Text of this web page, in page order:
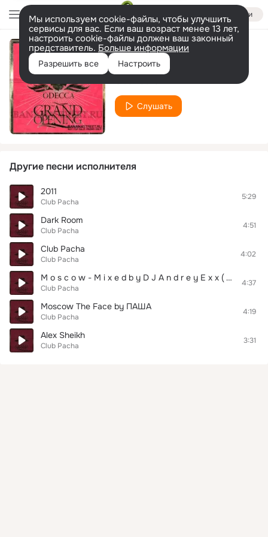
Войти
Мы используем cookie-файлы, чтобы улучшить
сервисы для вас. Если ваш возраст менее 13 лет,
настроить cookie-файлы должен ваш законный
представитель. Больше информации
Разрешить все Настроить
Fetish Sports
Слушать
Другие песни исполнителя
2011
Club Pacha
5:29
Dark Room
Club Pacha
4:51
Club Pacha
Club Pacha
4:02
M o s c o w - M i x e d b y D J A n d r e y E x x ( 2 0 1 0 )
Club Pacha
4:37
Moscow The Face by ПАША
Club Pacha
4:19
Alex Sheikh
Club Pacha
3:31